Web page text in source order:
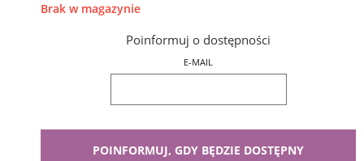
Brak w magazynie
Poinformuj o dostępności
E-MAIL